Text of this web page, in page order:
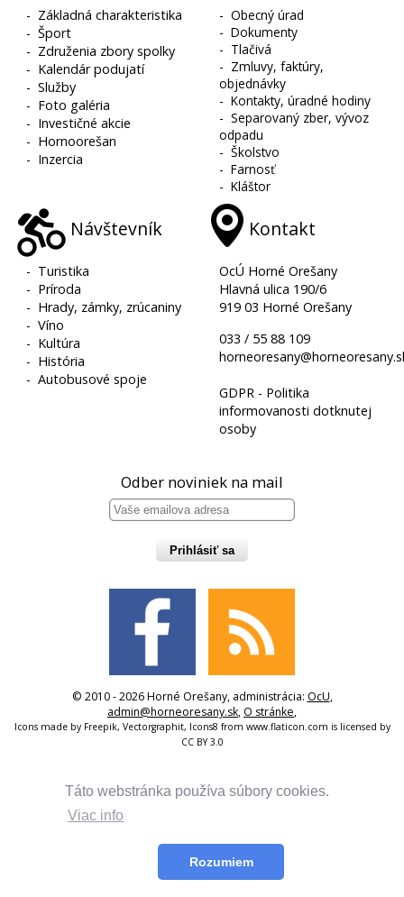
Táto webstránka používa súbory cookies.
Viac info
Rozumiem
- Základná charakteristika
-Šport
- Združenia zbory spolky
- Kalendár podujatí
-Služby
- Foto galéria
- Investičné akcie
- Hornoorešan
- Inzercia
-Obecný úrad
-Dokumenty
- Tlačivá
- Zmluvy, faktúry,
objednávky
-Kontakty, úradné hodiny
-Separovaný zber, vývoz
odpadu
-Školstvo
-Farnosť
-Kláštor
Návštevník
- Turistika
- Príroda
- Hrady, zámky, zrúcaniny
-Víno
- Kultúra
- História
-Autobusové spoje
Kontakt
OcÚ Horné Orešany
Hlavná ulica 190/6
919 03 Horné Orešany
033 / 55 88 109
GDPR - Politika
informovanosti dotknutej
osoby
Odber noviniek na mail
Prihlásiť sa
© 2010 - 2026 Horné Orešany, administrácia: OcU,
admin@horneoresany.sk, O stránke,
Icons made by Freepik, Vectorgraphit, Icons8 from www.flaticon.com is licensed by
CC BY 3.0